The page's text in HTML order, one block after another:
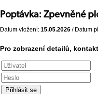
Poptávka: Zpevněné
Datum vložení: 15.05.2026 / Datum
Pro zobrazení detailů,